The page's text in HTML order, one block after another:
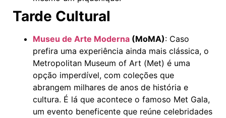
Tarde Cultural
Museu de Arte Moderna (MoMA): Caso
prefira uma experiência ainda mais clássica, o
Metropolitan Museum of Art (Met) é uma
opção imperdível, com coleções que
abrangem milhares de anos de história e
cultura. É lá que acontece o famoso Met Gala,
um evento beneficente que reúne celebridades